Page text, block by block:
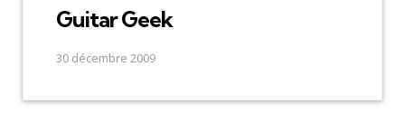
Guitar Geek
30 décembre 2009